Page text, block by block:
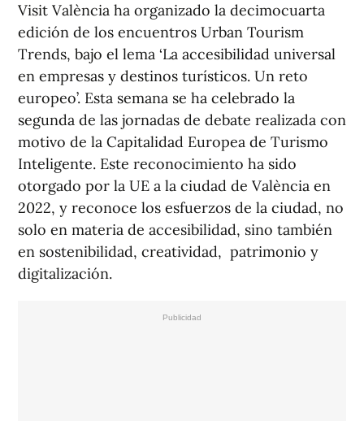
Visit València ha organizado la decimocuarta
edición de los encuentros Urban Tourism
Trends, bajo el lema ‘La accesibilidad universal
en empresas y destinos turísticos. Un reto
europeo’. Esta semana se ha celebrado la
segunda de las jornadas de debate realizada con
motivo de la Capitalidad Europea de Turismo
Inteligente. Este reconocimiento ha sido
otorgado por la UE a la ciudad de València en
2022, y reconoce los esfuerzos de la ciudad, no
solo en materia de accesibilidad, sino también
en sostenibilidad, creatividad, patrimonio y
digitalización.